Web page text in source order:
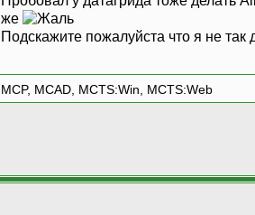
}
же
Подскажите пожалуйста что я не так
MCP, MCAD, MCTS:Win, MCTS:Web